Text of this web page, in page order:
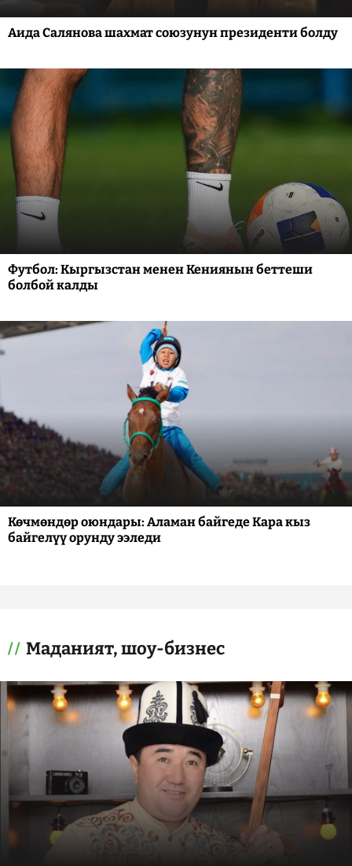
Аида Салянова шахмат союзунун президенти болду
Футбол: Кыргызстан менен Кениянын беттеши
болбой калды
Көчмөндөр оюндары: Аламан байгеде Кара кыз
байгелүү орунду ээледи
Маданият, шоу-бизнес